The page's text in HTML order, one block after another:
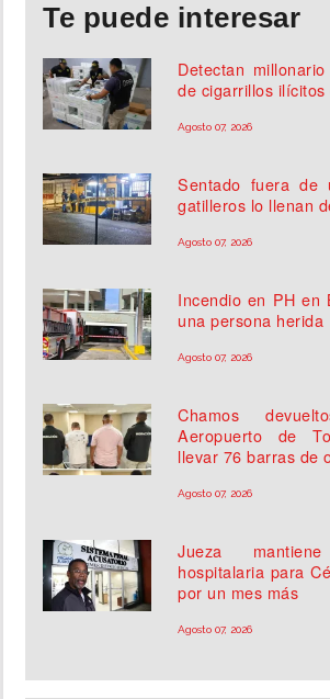
Te puede interesar
Detectan
de cigarrillos ilícitos
Agosto 07, 2026
Sentado fuera de
gatilleros lo llenan
Agosto 07, 2026
Incendio en PH en
una persona herida
Agosto 07, 2026
Chamos
Aeropuerto de
llevar 76 barras de
Agosto 07, 2026
Jueza
hospitalaria para
por un mes más
Agosto 07, 2026